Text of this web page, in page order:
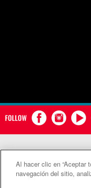
FOLLOW
Al hacer clic en “Aceptar
navegación del sitio,